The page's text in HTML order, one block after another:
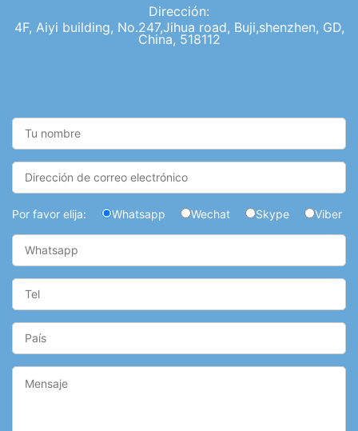
Dirección:
4F, Aiyi building, No.247,Jihua road, Buji,shenzhen, GD,
China, 518112
Por favor elija: Whatsapp Wechat Skype Viber